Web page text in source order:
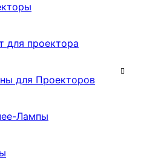
для проектора
для Проекторов
Лампы